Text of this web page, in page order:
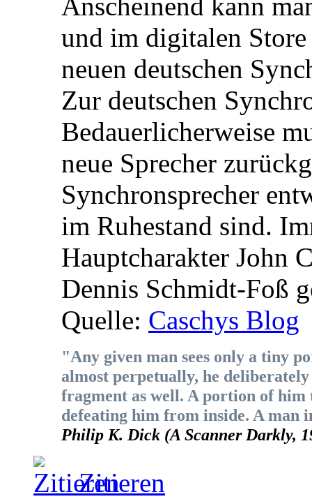
Anscheinend kann
und im digitalen
neuen deutschen
Zur deutschen
Bedauerlicherweise
neue Sprecher
Synchronsprecher
im Ruhestand sind.
Hauptcharakter John
Dennis Schmidt-Foß
Quelle: Caschys Blog
"Any given man sees only a tiny
almost perpetually, he
fragment as well. A portion of him
defeating him from inside. A man
Philip K. Dick (A Scanner Darkly,
Zitieren